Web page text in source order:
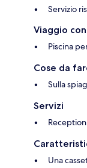
Servizio
Viaggio
Piscina
Cose da
Sulla
Servizi
Una